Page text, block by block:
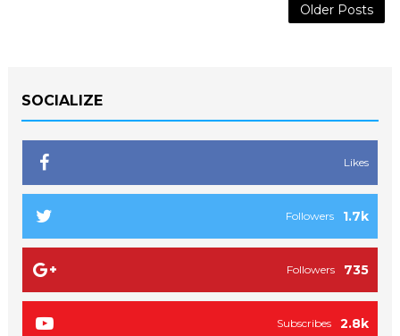
Older Posts
SOCIALIZE
Likes
1.7k
Followers
735
Followers
2.8k
Subscribes